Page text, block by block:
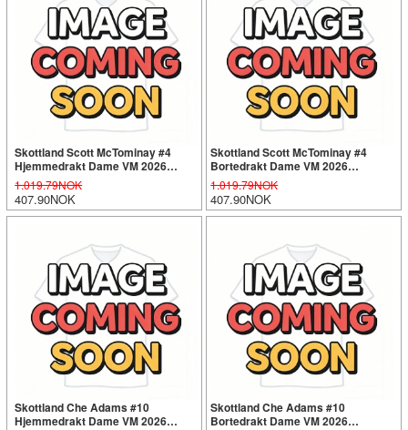
Skottland Scott McTominay #4
Hjemmedrakt Dame VM 2026
Kortermet
1.019.79NOK
407.90NOK
Skottland Scott McTominay #4
Bortedrakt Dame VM 2026
Kortermet
1.019.79NOK
407.90NOK
Skottland Che Adams #10
Hjemmedrakt Dame VM 2026
Skottland Che Adams #10
Bortedrakt Dame VM 2026